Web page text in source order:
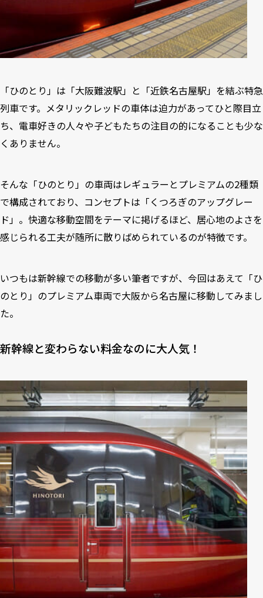
「ひのとり」は「大阪難波駅」と「近鉄名古屋駅」を結ぶ特急
列車です。メタリックレッドの車体は迫力があってひと際目立
ち、電車好きの人々や子どもたちの注目の的になることも少な
くありません。
そんな「ひのとり」の車両はレギュラーとプレミアムの2種類
で構成されており、コンセプトは「くつろぎのアップグレー
ド」。快適な移動空間をテーマに掲げるほど、居心地のよさを
感じられる工夫が随所に散りばめられているのが特徴です。
いつもは新幹線での移動が多い筆者ですが、今回はあえて「ひ
のとり」のプレミアム車両で大阪から名古屋に移動してみまし
た。
新幹線と変わらない料金なのに大人気！